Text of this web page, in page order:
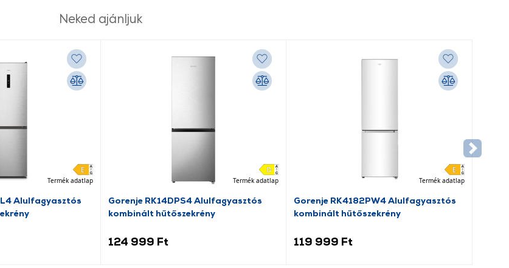
Neked ajánljuk
Termék adatlap
Alulfagyasztós
Termék adatlap
Gorenje RK14DPS4 Alulfagyasztós
kombinált hűtőszekrény
124 999 Ft
Termék adatlap
Gorenje RK4182PW4 Alulfagyasztós
kombinált hűtőszekrény
119 999 Ft